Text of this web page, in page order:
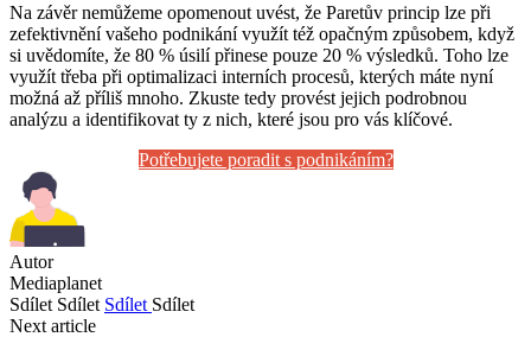
Na závěr nemůžeme opomenout uvést, že Paretův princip lze při
zefektivnění vašeho podnikání využít též opačným způsobem, když
si uvědomíte, že 80 % úsilí přinese pouze 20 % výsledků. Toho lze
využít třeba při optimalizaci interních procesů, kterých máte nyní
možná až příliš mnoho. Zkuste tedy provést jejich podrobnou
analýzu a identifikovat ty z nich, které jsou pro vás klíčové.
Potřebujete poradit s podnikáním?
Autor
Mediaplanet
Sdílet Sdílet Sdílet Sdílet
Next article